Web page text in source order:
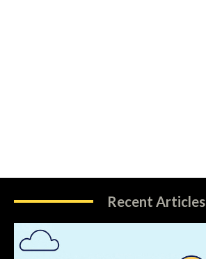
Recent Articles